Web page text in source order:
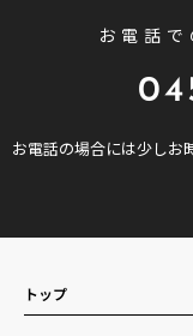
お電話
お電話の場合には少しお
トップ